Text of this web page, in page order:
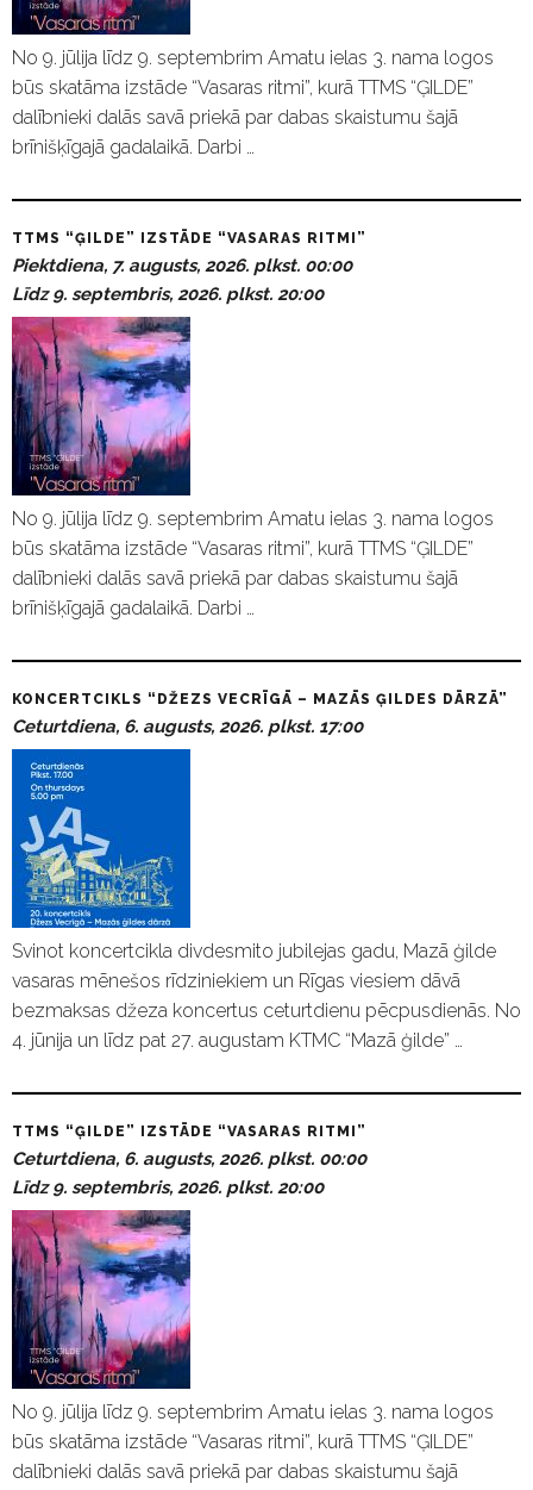
No 9. jūlija līdz 9. septembrim Amatu ielas 3. nama logos
būs skatāma izstāde “Vasaras ritmi”, kurā TTMS “ĢILDE”
dalībnieki dalās savā priekā par dabas skaistumu šajā
brīnišķīgajā gadalaikā. Darbi …
TTMS “ĢILDE” IZSTĀDE “VASARAS RITMI”
Piektdiena, 7. augusts, 2026. plkst. 00:00
Līdz 9. septembris, 2026. plkst. 20:00
No 9. jūlija līdz 9. septembrim Amatu ielas 3. nama logos
būs skatāma izstāde “Vasaras ritmi”, kurā TTMS “ĢILDE”
dalībnieki dalās savā priekā par dabas skaistumu šajā
brīnišķīgajā gadalaikā. Darbi …
KONCERTCIKLS “DŽEZS VECRĪGĀ – MAZĀS ĢILDES DĀRZĀ”
Ceturtdiena, 6. augusts, 2026. plkst. 17:00
Svinot koncertcikla divdesmito jubilejas gadu, Mazā ģilde
vasaras mēnešos rīdziniekiem un Rīgas viesiem dāvā
bezmaksas džeza koncertus ceturtdienu pēcpusdienās. No
4. jūnija un līdz pat 27. augustam KTMC “Mazā ģilde” …
TTMS “ĢILDE” IZSTĀDE “VASARAS RITMI”
Ceturtdiena, 6. augusts, 2026. plkst. 00:00
Līdz 9. septembris, 2026. plkst. 20:00
No 9. jūlija līdz 9. septembrim Amatu ielas 3. nama logos
būs skatāma izstāde “Vasaras ritmi”, kurā TTMS “ĢILDE”
dalībnieki dalās savā priekā par dabas skaistumu šajā